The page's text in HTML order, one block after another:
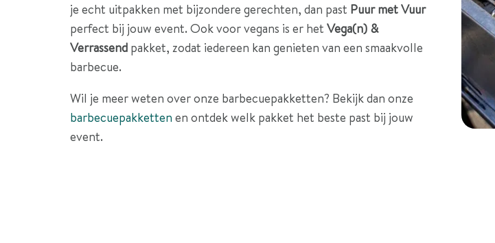
je echt uitpakken met bijzondere gerechten, dan past Puur met Vuur
perfect bij jouw event. Ook voor vegans is er het Vega(n) &
Verrassend pakket, zodat iedereen kan genieten van een smaakvolle
barbecue.
Wil je meer weten over onze barbecuepakketten? Bekijk dan onze
barbecuepakketten en ontdek welk pakket het beste past bij jouw
event.